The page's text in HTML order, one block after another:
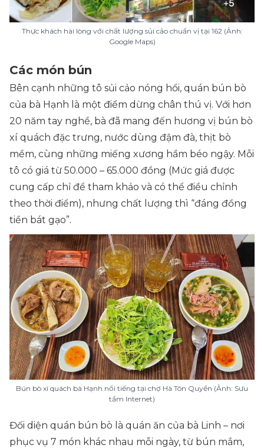
Thực khách hài lòng với chất lượng sủi cảo chuẩn vị tại 162 (Ảnh:
Google Maps)
Các món bún
Bên cạnh những tô sủi cảo nóng hổi, quán bún bò
của bà Hạnh là một điểm dừng chân thú vị. Với hơn
20 năm tay nghề, bà đã mang đến hương vị bún bò
xí quách đặc trưng, nước dùng đậm đà, thịt bò
mềm, cùng những miếng xương hầm béo ngậy. Mỗi
tô có giá từ 50.000 – 65.000 đồng (Mức giá được
cung cấp chỉ để tham khảo và có thể điều chỉnh
theo thời điểm), nhưng chất lượng thì “đáng đồng
tiền bát gạo”.
Bún bò xí quách bà Hạnh nổi tiếng tại chợ Hà Tôn Quyền (Ảnh: Sưu
tầm Internet)
Đối diện quán bún bò là quán ăn của bà Linh – nơi
phục vụ 7 món khác nhau mỗi ngày, từ bún mắm,